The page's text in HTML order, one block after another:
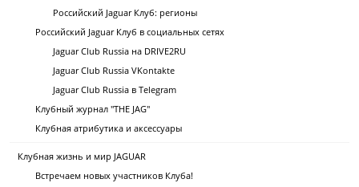
Российский Jaguar Клуб: регионы
Российский Jaguar Клуб в социальных сетях
Jaguar Club Russia на DRIVE2RU
Jaguar Club Russia VKontakte
Jaguar Club Russia в Telegram
Клубный журнал "THE JAG"
Клубная атрибутика и аксессуары
Клубная жизнь и мир JAGUAR
Встречаем новых участников Клуба!